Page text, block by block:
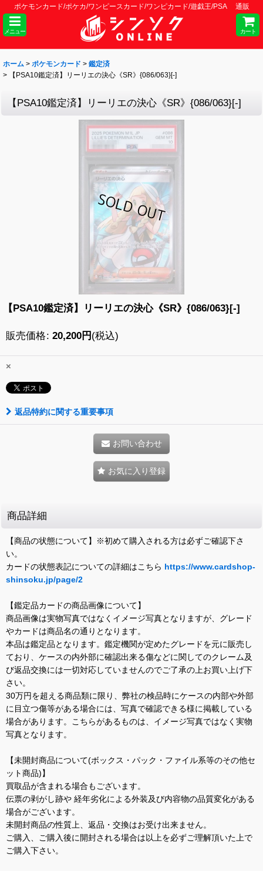
ポケモンカード/ポケカ/ワンピースカード/ワンピカード/遊戯王/PSA 通販
メニュー カート
ホーム > ポケモンカード > 鑑定済
>
【PSA10鑑定済】リーリエの決心《SR》{086/063}[-]
【PSA10鑑定済】リーリエの決心《SR》{086/063}[-]
【PSA10鑑定済】リーリエの決心《SR》{086/063}[-]
販売価格: 20,200円 (税込)
×
返品特約に関する重要事項
お問い合わせ
お気に入り登録
商品詳細
【商品の状態について】※初めて購入される方は必ずご確認下さ
い。
カードの状態表記についての詳細はこちら https://www.cardshop-
shinsoku.jp/page/2
【鑑定品カードの商品画像について】
商品画像は実物写真ではなくイメージ写真となりますが、グレード
やカードは商品名の通りとなります。
本品は鑑定品となります。鑑定機関が定めたグレードを元に販売し
ており、ケースの内外部に確認出来る傷などに関してのクレーム及
び返品交換には一切対応していませんのでご了承の上お買い上げ下
さい。
30万円を超える商品類に限り、弊社の検品時にケースの内部や外部
に目立つ傷等がある場合には、写真で確認できる様に掲載している
場合があります。こちらがあるものは、イメージ写真ではなく実物
写真となります。
【未開封商品について(ボックス・パック・ファイル系等のその他セ
ット商品)】
買取品が含まれる場合もございます。
伝票の剥がし跡や 経年劣化による外装及び内容物の品質変化がある
場合がございます。
未開封商品の性質上、返品・交換はお受け出来ません。
ご購入、ご購入後に開封される場合は以上を必ずご理解頂いた上で
ご購入下さい。